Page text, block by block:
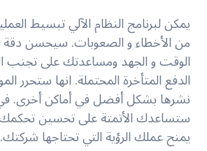
يمكن لبرنامج النظام الآلي تبسيط
من الأخطاء و الصعوبات. سيحسن دقة
الوقت و الجهد ومساعدتك على تجنب
الدفع المتأخرة المحتملة. انها ستحرر
نشرها بشكل أفضل في أماكن أخرى. في
ستساعدك الأتمتة على تحسين تحكمك
يمنح عملك الرؤية التي تحتاجها شركتك.